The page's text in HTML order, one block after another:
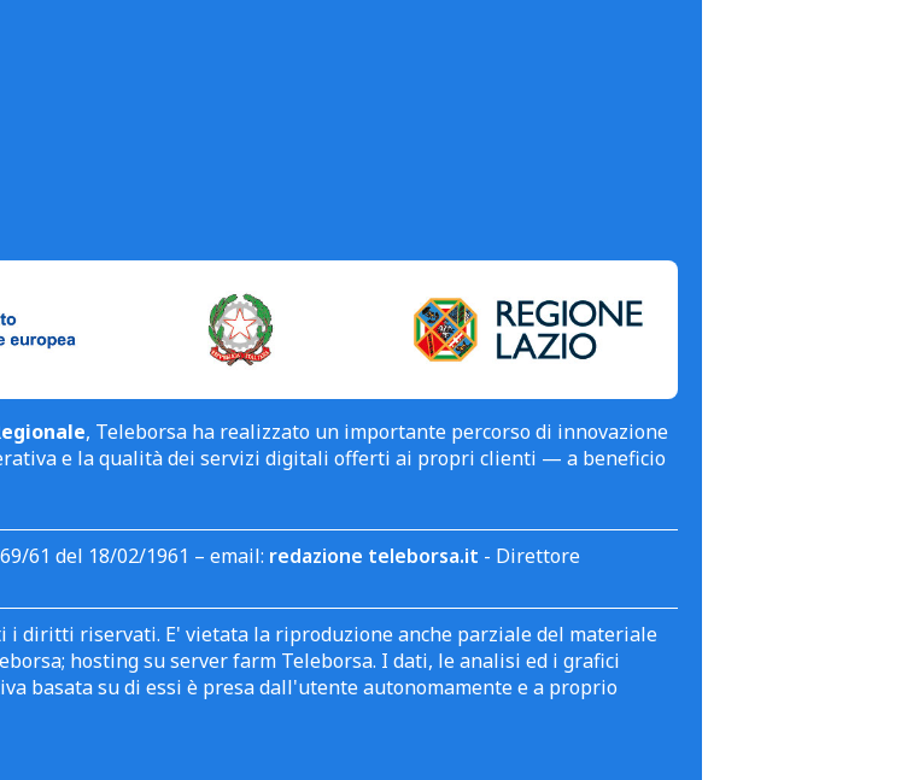
, Teleborsa ha realizzato un importante percorso di innovazione
e la qualità dei servizi digitali offerti ai propri clienti — a beneficio
61 del 18/02/1961 – email: redazione teleborsa.it - Direttore
i diritti riservati. E' vietata la riproduzione anche parziale del materiale
hosting su server farm Teleborsa. I dati, le analisi ed i grafici
basata su di essi è presa dall'utente autonomamente e a proprio